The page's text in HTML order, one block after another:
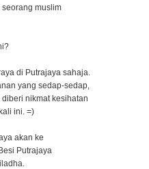
muslim
di Putrajaya sahaja.
yang sedap-sedap,
nikmat kesihatan
ini. =)
akan ke
Putrajaya